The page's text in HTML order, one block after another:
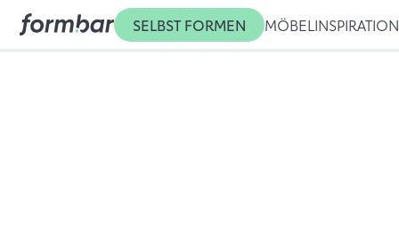
SELBST FORMEN MÖBEL INSPIRATION